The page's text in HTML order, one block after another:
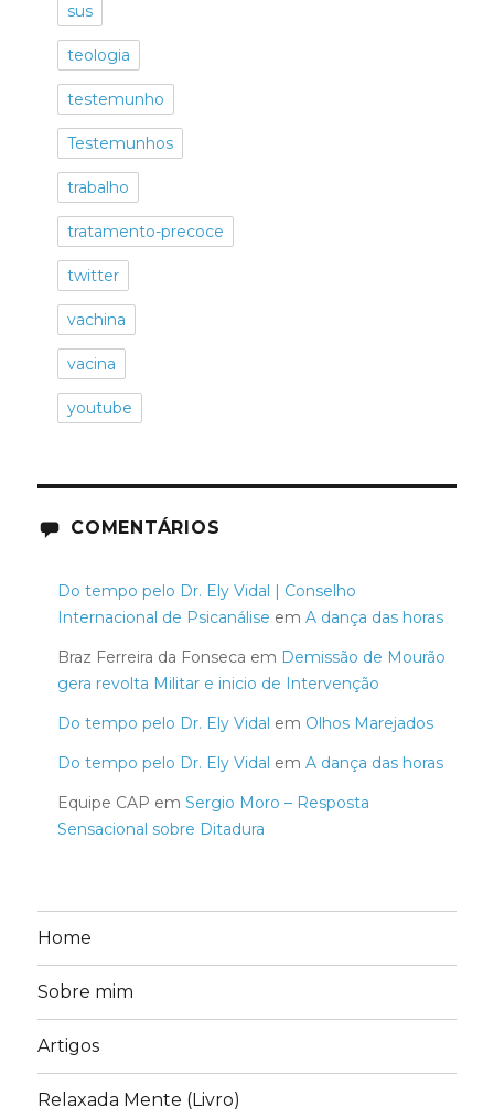
sus
teologia
testemunho
Testemunhos
trabalho
tratamento-precoce
twitter
vachina
vacina
youtube
COMENTÁRIOS
Do tempo pelo Dr. Ely Vidal | Conselho
Internacional de Psicanálise em A dança das horas
Braz Ferreira da Fonseca em Demissão de Mourão
gera revolta Militar e inicio de Intervenção
Do tempo pelo Dr. Ely Vidal em Olhos Marejados
Do tempo pelo Dr. Ely Vidal em A dança das horas
Equipe CAP em Sergio Moro – Resposta
Sensacional sobre Ditadura
Home
Sobre mim
Artigos
Relaxada Mente (Livro)